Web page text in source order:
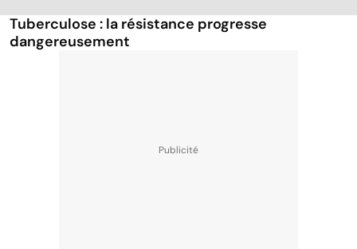
Tuberculose : la résistance progresse
dangereusement